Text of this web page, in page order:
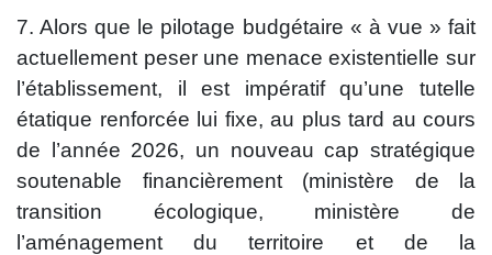
7. Alors que le pilotage budgétaire « à vue » fait
actuellement peser une menace existentielle sur
l’établissement, il est impératif qu’une tutelle
étatique renforcée lui fixe, au plus tard au cours
de l’année 2026, un nouveau cap stratégique
soutenable financièrement (ministère de la
transition écologique, ministère de
l’aménagement du territoire et de la